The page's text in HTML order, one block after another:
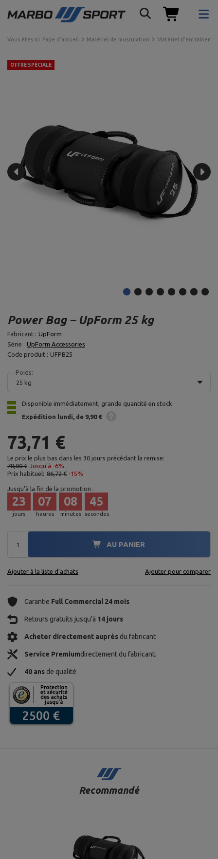
Vous êtes ici Page d'accueil Matériel de musculation Matériel
OFFRE SPÉCIALE
Power Bag – UpForm 25 kg
Fabricant : UpForm
Série : UpForm Accessories
Code produit : UFPB25
Poids:
25 kg
Disponible immédiatement, grande quantité en stock
Expédition lundi de 9,90 €
73,71 €
Le prix le plus bas dans les 30 jours précédant la remise:
78,00 € Jusqu'à -6%
Prix habituel: 86,72 € -15%
Jusqu'à la fin de la promotion :
jours
23
heures
07
minutes
08
secondes
44
AU PANIER
Ajouter à la liste d'achats Ajouter pour comparer
Garantie Full Commercial 24 mois
Retours gratuits jusqu'à 14 jours
Acheter directement auprès du fabricant
Service Premiumdirectement du fabricant.
40 ans de qualité
Recommandé